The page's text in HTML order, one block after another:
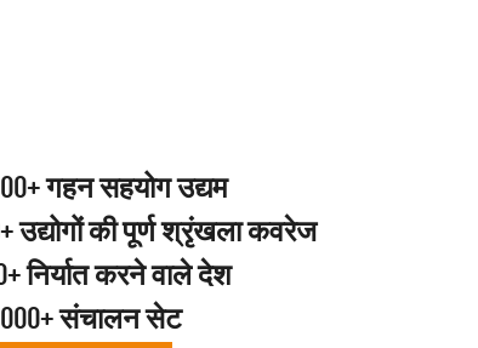
गहन सहयोग उद्यम
उद्योगों की पूर्ण श्रृंखला कवरेज
निर्यात करने वाले देश
संचालन सेट